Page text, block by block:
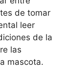
de tomar
leer
de la
las
mascota.